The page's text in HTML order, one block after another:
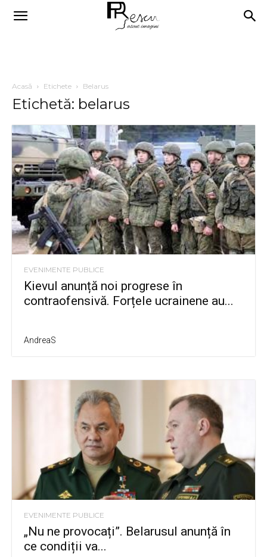
Acasă Etichete Belarus
Etichetă: belarus
EVENIMENTE PUBLICE
Kievul anunță noi progrese în
contraofensivă. Forțele ucrainene au...
AndreaS
EVENIMENTE PUBLICE
„Nu ne provocați”. Belarusul anunță în
ce condiții va...